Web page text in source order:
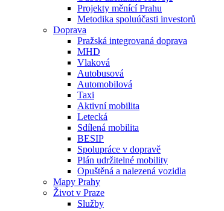
Projekty měnící Prahu
Metodika spoluúčasti investorů
Doprava
Pražská integrovaná doprava
MHD
Vlaková
Autobusová
Automobilová
Taxi
Aktivní mobilita
Letecká
Sdílená mobilita
BESIP
Spolupráce v dopravě
Plán udržitelné mobility
Opuštěná a nalezená vozidla
Mapy Prahy
Život v Praze
Služby